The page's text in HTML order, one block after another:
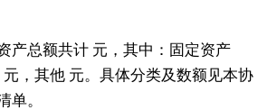
产总额共计 元，其中：固定资产
，其他 元。具体分类及数额见本协
单。